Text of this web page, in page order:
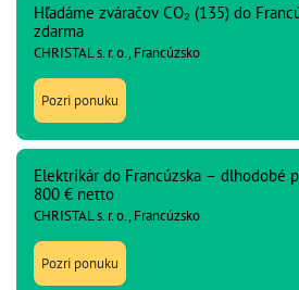
Hľadáme zváračov CO₂ (135) do
zdarma
CHRISTAL s. r. o., Francúzsko
Pozri ponuku
Elektrikár do Francúzska – dlhodobé
800 € netto
CHRISTAL s. r. o., Francúzsko
Pozri ponuku